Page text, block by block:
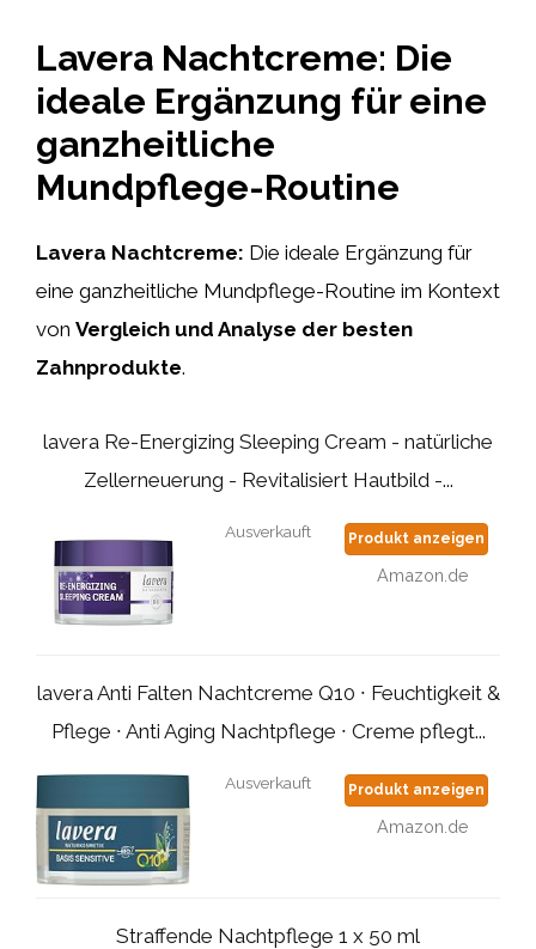
Lavera Nachtcreme: Die
ideale Ergänzung für eine
ganzheitliche
Mundpflege-Routine
Lavera Nachtcreme: Die ideale Ergänzung für
eine ganzheitliche Mundpflege-Routine im Kontext
von Vergleich und Analyse der besten
Zahnprodukte.
lavera Re-Energizing Sleeping Cream - natürliche
Zellerneuerung - Revitalisiert Hautbild -...
Ausverkauft Produkt anzeigen
Amazon.de
lavera Anti Falten Nachtcreme Q10 ∙ Feuchtigkeit &
Pflege ∙ Anti Aging Nachtpflege ∙ Creme pflegt...
Ausverkauft Produkt anzeigen
Amazon.de
Straffende Nachtpflege 1 x 50 ml